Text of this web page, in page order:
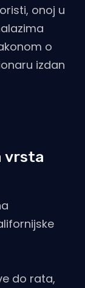
onoj u
o
izdan
vrsta
do rata,